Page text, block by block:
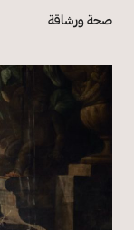
صحة ورشاقة